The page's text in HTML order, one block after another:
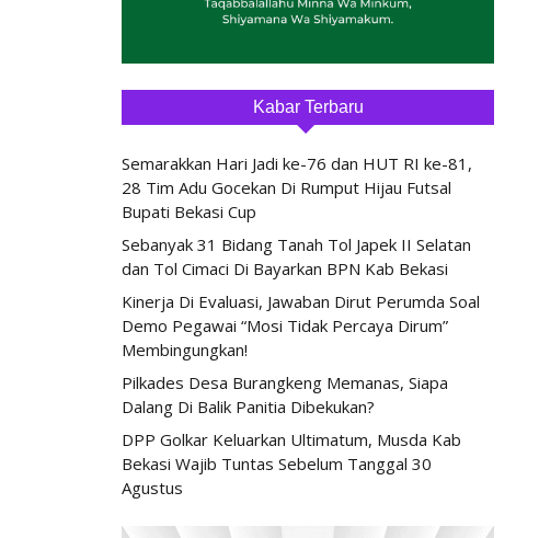
Kabar Terbaru
Semarakkan Hari Jadi ke-76 dan HUT RI ke-81,
28 Tim Adu Gocekan Di Rumput Hijau Futsal
Bupati Bekasi Cup
Sebanyak 31 Bidang Tanah Tol Japek II Selatan
dan Tol Cimaci Di Bayarkan BPN Kab Bekasi
Kinerja Di Evaluasi, Jawaban Dirut Perumda Soal
Demo Pegawai “Mosi Tidak Percaya Dirum”
Membingungkan!
Pilkades Desa Burangkeng Memanas, Siapa
Dalang Di Balik Panitia Dibekukan?
DPP Golkar Keluarkan Ultimatum, Musda Kab
Bekasi Wajib Tuntas Sebelum Tanggal 30
Agustus